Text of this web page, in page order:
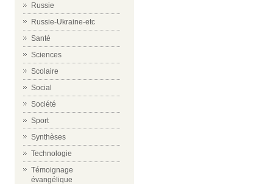
Russie
Russie-Ukraine-etc
Santé
Sciences
Scolaire
Social
Société
Sport
Synthèses
Technologie
Témoignage
évangélique